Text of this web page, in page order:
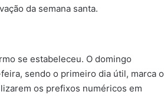
da semana santa.
se estabeleceu. O domingo
sendo o primeiro dia útil, marca o
os prefixos numéricos em